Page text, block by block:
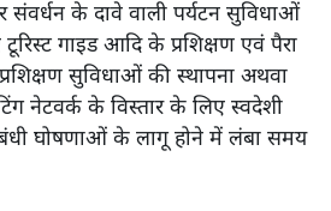
संवर्धन के दावे वाली पर्यटन सुविधाओं
गाइड आदि के प्रशिक्षण एवं पैरा
सुविधाओं की स्थापना अथवा
नेटवर्क के विस्तार के लिए स्वदेशी
घोषणाओं के लागू होने में लंबा समय